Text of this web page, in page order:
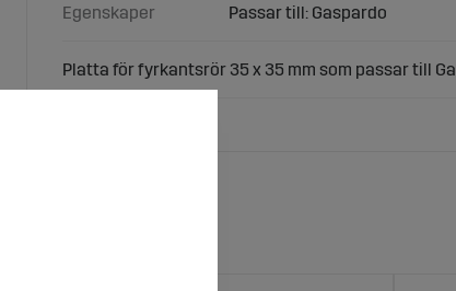
Egenskaper Passar till: Gaspardo
Platta för fyrkantsrör 35 x 35 mm som passar till